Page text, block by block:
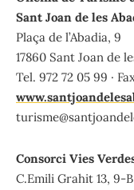
Sant Joan de les
Plaça de l’Abadia, 9
17860 Sant Joan de
Tel. 972 72 05 99 ·
Consorci Vies
C.Emili Grahit 13, 9-